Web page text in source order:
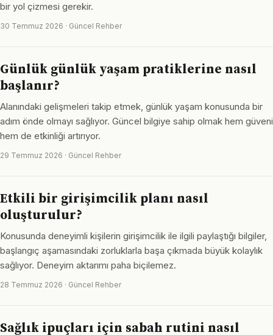
bir yol çizmesi gerekir.
30 Temmuz 2026 · Güncel Rehber
Günlük günlük yaşam pratiklerine nasıl
başlanır?
Alanındaki gelişmeleri takip etmek, günlük yaşam konusunda bir
adım önde olmayı sağlıyor. Güncel bilgiye sahip olmak hem güveni
hem de etkinliği artırıyor.
29 Temmuz 2026 · Güncel Rehber
Etkili bir girişimcilik planı nasıl
oluşturulur?
Konusunda deneyimli kişilerin girişimcilik ile ilgili paylaştığı bilgiler,
başlangıç aşamasındaki zorluklarla başa çıkmada büyük kolaylık
sağlıyor. Deneyim aktarımı paha biçilemez.
28 Temmuz 2026 · Güncel Rehber
Sağlık ipuçları için sabah rutini nasıl